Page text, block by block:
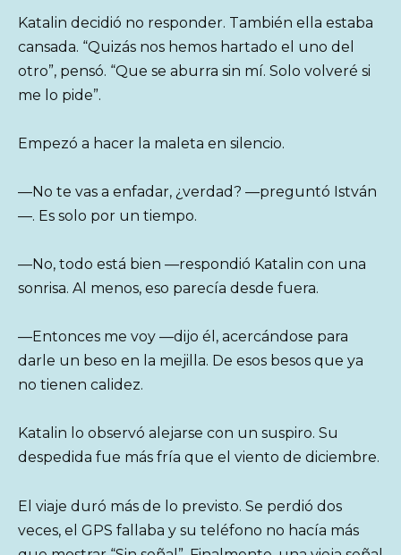
Katalin decidió no responder. También ella estaba
cansada. “Quizás nos hemos hartado el uno del
otro”, pensó. “Que se aburra sin mí. Solo volveré si
me lo pide”.
Empezó a hacer la maleta en silencio.
—No te vas a enfadar, ¿verdad? —preguntó István
—. Es solo por un tiempo.
—No, todo está bien —respondió Katalin con una
sonrisa. Al menos, eso parecía desde fuera.
—Entonces me voy —dijo él, acercándose para
darle un beso en la mejilla. De esos besos que ya
no tienen calidez.
Katalin lo observó alejarse con un suspiro. Su
despedida fue más fría que el viento de diciembre.
El viaje duró más de lo previsto. Se perdió dos
veces, el GPS fallaba y su teléfono no hacía más